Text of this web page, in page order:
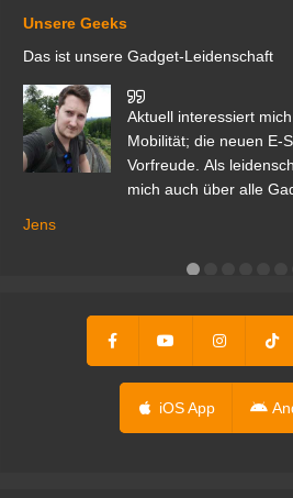
Unsere Geeks
Das ist unsere Gadget-Leidenschaft
Aktuell interessiert
Mobilität; die neuen E-
Vorfreude. Als
mich auch über alle
Jens
iOS App